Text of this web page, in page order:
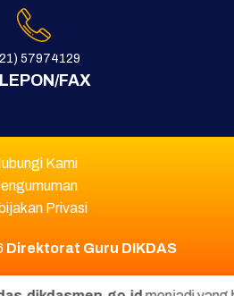
57974129
FAX
Kami
Privasi
Direktorat Guru DIKDAS